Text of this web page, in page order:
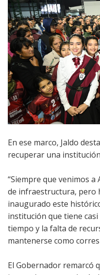
En ese marco, Jaldo
recuperar una
“Siempre que venimos
de infraestructura, pero
inaugurado este
institución que tiene
tiempo y la falta de
mantenerse como
El Gobernador remarcó